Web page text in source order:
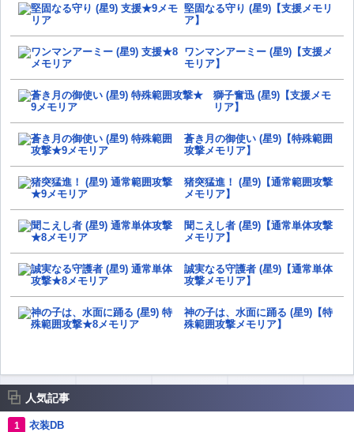
堅固なる守り (星9)【支援メモリ
ア】
ワンマンアーミー (星9)【支援メ
モリア】
獅子奮迅 (星9)【支援メモ
リア】
蒼き月の御使い (星9)【特殊範囲
攻撃メモリア】
猪突猛進！ (星9)【通常範囲攻撃
メモリア】
聞こえし者 (星9)【通常単体攻撃
メモリア】
誠実なる守護者 (星9)【通常単体
攻撃メモリア】
神の子は、水面に踊る (星9)【特
殊範囲攻撃メモリア】
人気記事
衣装DB